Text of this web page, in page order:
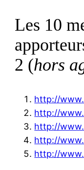
Les 10
2 (hors
http://
http://
http://
http://
http://